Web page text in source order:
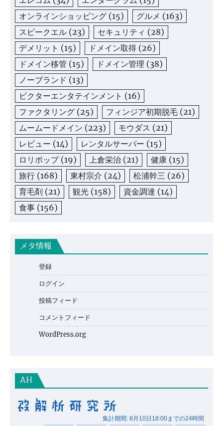
オンラインショッピング (15) グルメ (163)
スピークエル (23) セキュリティ (28)
デメリット (15) ドメイン取得 (26)
ドメイン移管 (15) ドメイン管理 (38)
ノーブランド (13)
ビクターエンタテインメント (16)
ファクタリング (25) フィンジア初期脱毛 (21)
ムームードメイン (223) モウダス (21)
レビュー (14) レンタルサーバー (15)
ロリポップ(19) 上倉栄治 (21) 健康 (15)
旅行 (168) 東村宗介 (24) 松浦幹三 (26)
育毛剤 (21) 観光 (158) 資金調達 (14)
食事 (156)
メタ情報
登録
ログイン
投稿フィード
コメントフィード
WordPress.org
AH